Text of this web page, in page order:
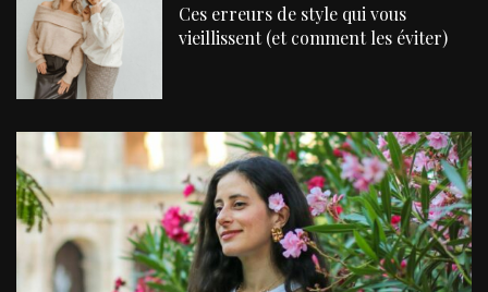
Ces erreurs de style qui vous
vieillissent (et comment les éviter)